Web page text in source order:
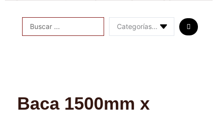
Search
...
Baca 1500mm x